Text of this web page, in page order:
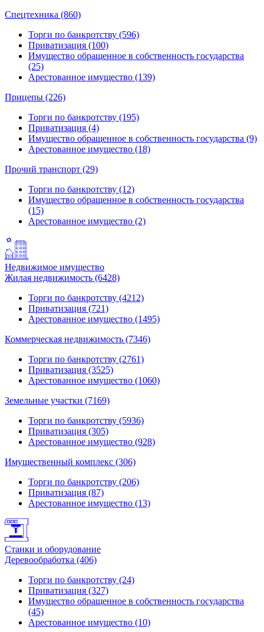
Спецтехника (860)
Торги по банкротству (596)
Приватизация (100)
Имущество обращенное в собственность государства
(25)
Арестованное имущество (139)
Прицепы (226)
Торги по банкротству (195)
Приватизация (4)
Имущество обращенное в собственность государства (9)
Арестованное имущество (18)
Прочий транспорт (29)
Торги по банкротству (12)
Имущество обращенное в собственность государства
(15)
Арестованное имущество (2)
Недвижимое имущество
Жилая недвижимость (6428)
Торги по банкротству (4212)
Приватизация (721)
Арестованное имущество (1495)
Коммерческая недвижимость (7346)
Торги по банкротству (2761)
Приватизация (3525)
Арестованное имущество (1060)
Земельные участки (7169)
Торги по банкротству (5936)
Приватизация (305)
Арестованное имущество (928)
Имущественный комплекс (306)
Торги по банкротству (206)
Приватизация (87)
Арестованное имущество (13)
Станки и оборудование
Деревообработка (406)
Торги по банкротству (24)
Приватизация (327)
Имущество обращенное в собственность государства
(45)
Арестованное имущество (10)